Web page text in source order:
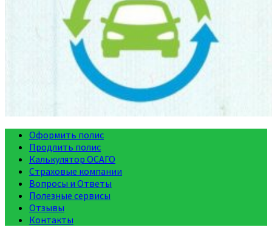
Оформить полис
Продлить полис
Калькулятор ОСАГО
Страховые компании
Вопросы и Ответы
Полезные сервисы
Отзывы
Контакты